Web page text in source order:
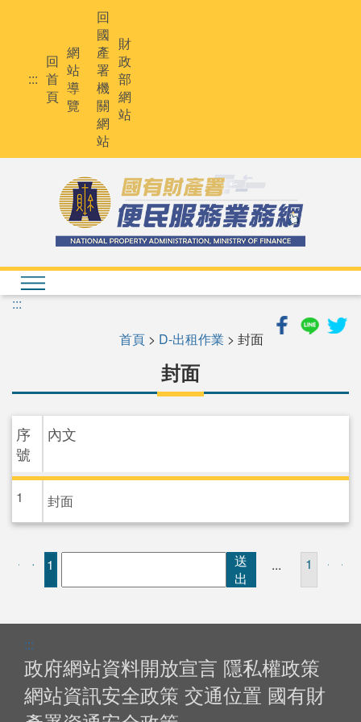
:::
回
首
頁
網
站
導
覽
回
國
產
署
機
關
網
站
財
政
部
網
站
:::
首頁 > D-出租作業 > 封面
封面
序
號
內文
1 封面
1
送
出
... 1
:::
政府網站資料開放宣言 隱私權政策
網站資訊安全政策 交通位置 國有財